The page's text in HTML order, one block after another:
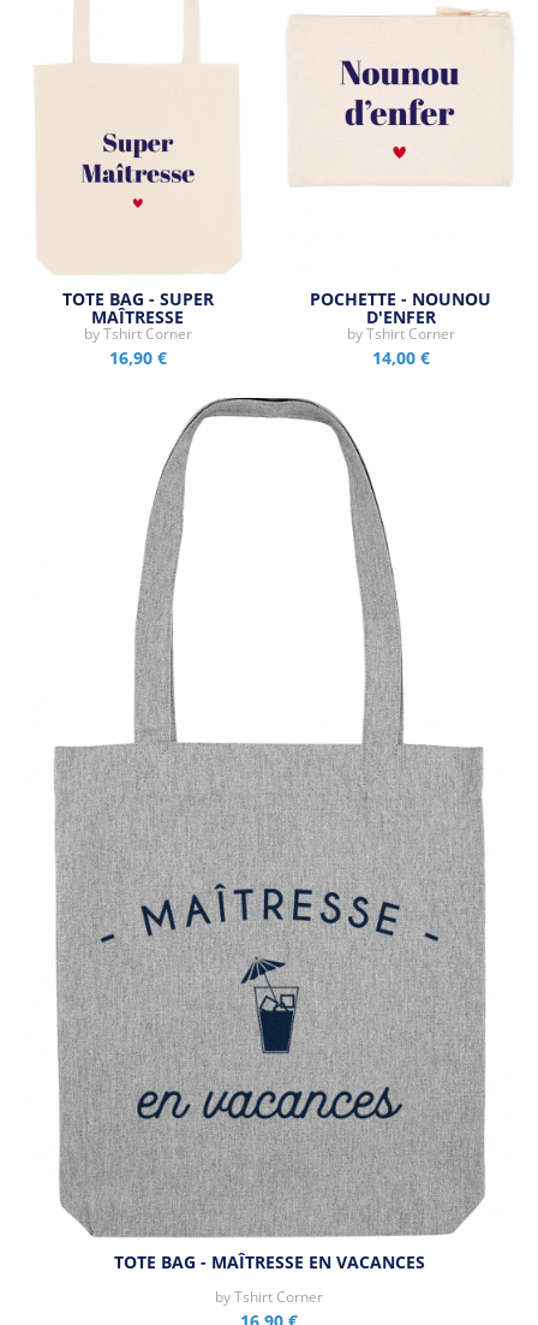
TOTE BAG - SUPER
MAÎTRESSE
byTshirt Corner
16,90 €
POCHETTE - NOUNOU
D'ENFER
byTshirt Corner
14,00 €
TOTE BAG - MAÎTRESSE EN VACANCES
byTshirt Corner